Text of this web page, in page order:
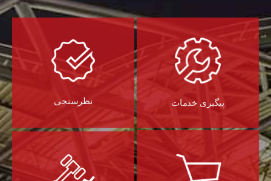
پیگیری خدمات نظرسنجی